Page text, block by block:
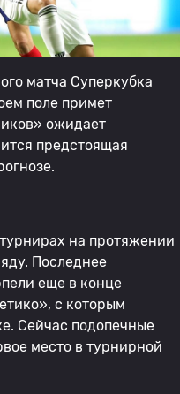
матча Суперкубка
поле примет
ожидает
предстоящая
на протяжении
Последнее
еще в конце
с которым
Сейчас подопечные
место в турнирной